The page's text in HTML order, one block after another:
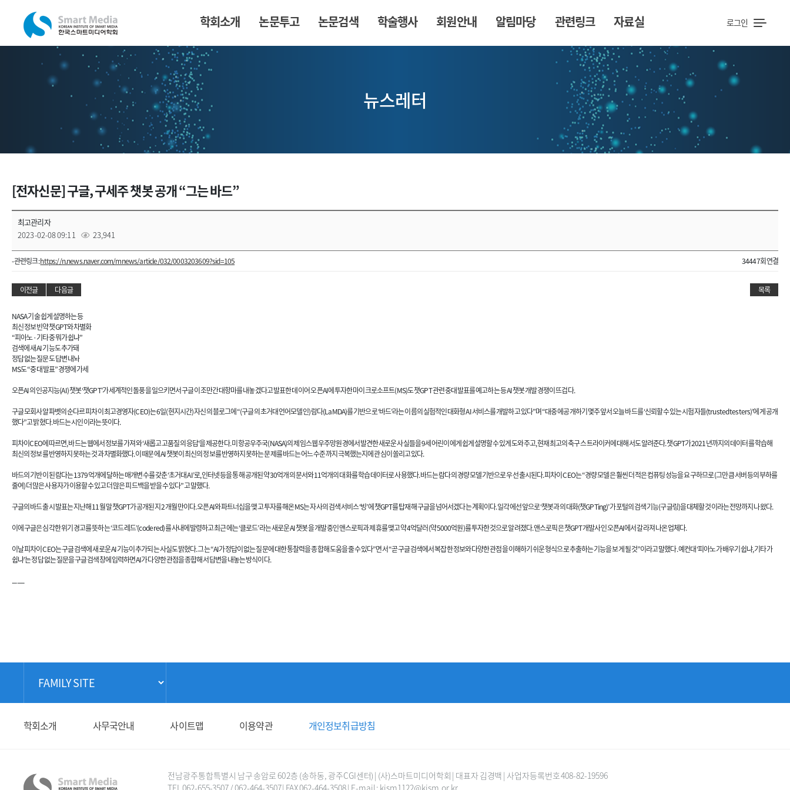
학회소개 논문투고 논문검색 학술행사 회원안내 알림마당 관련링크 자료실 로그인
뉴스레터
[전자신문] 구글, 구세주 챗봇 공개 “그는 바드”
최고관리자
2023-02-08 09:11
23,941
- 관련링크 :https://n.news.naver.com/mnews/article/032/0003203609?sid=105 34447회 연결
이전글 다음글 목록
NASA 기술 쉽게 설명하는 등
최신 정보 빈약 챗GPT와 차별화
“피아노·기타 중 뭐가 쉽냐”
검색에 새 AI 기능도 추가돼
정답 없는 질문도 답변 내놔
MS도 “중대 발표” 경쟁에 가세
오픈AI의 인공지능(AI) 챗봇 ‘챗GPT’가 세계적인 돌풍을 일으키면서 구글이 조만간 대항마를 내놓겠다고 발표한 데 이어 오픈AI에 투자한 마이크로소프트(MS)도 챗GPT 관련 중대 발표를 예고하는 등 AI 챗봇 개발 경쟁이 뜨겁다.
구글 모회사 알파벳의 순다르 피차이 최고경영자(CEO)는 6일(현지시간) 자신의 블로그에 “(구글의 초거대 언어모델인) 람다(LaMDA)를 기반으로 ‘바드’라는 이름의 실험적인 대화형 AI 서비스를 개발하고 있다”며 “대중에 공개하기 몇주 앞서 오늘 바드를 ‘신뢰할 수 있는 시험자들(trusted testers)’에게 공개
했다”고 밝혔다. 바드는 시인이라는 뜻이다.
피차이CEO에 따르면, 바드는 웹에서 정보를 가져와 ‘새롭고 고품질의 응답’을 제공한다. 미 항공우주국(NASA)의 제임스웹 우주망원경에서 발견한 새로운 사실들을 9세 어린이에게 쉽게 설명할 수 있게 도와주고, 현재 최고의 축구 스트라이커에 대해서도 알려준다. 챗GPT가 2021년까지의 데이터를 학습해
최신의 정보를 반영하지 못하는 것과 차별화했다. 이 때문에 AI 챗봇이 최신의 정보를 반영하지 못하는 문제를 바드는 어느 수준까지 극복했는지에 관심이 쏠리고 있다.
바드의 기반이 된 람다는 1379억개에 달하는 매개변수를 갖춘 ‘초거대 AI’로, 인터넷 등을 통해 공개된 약 30억개의 문서와 11억개의 대화를 학습 데이터로 사용했다. 바드는 람다의 경량 모델 기반으로 우선 출시된다. 피차이 CEO는 “경량 모델은 훨씬 더 적은 컴퓨팅 성능을 요구하므로 (그만큼 서버 등의 부하를
줄여) 더 많은 사용자가 이용할 수 있고 더 많은 피드백을 받을 수 있다”고 말했다.
구글의 바드 출시 발표는 지난해 11월 말 챗GPT가 공개된 지 2개월 만이다. 오픈AI와 파트너십을 맺고 투자를 해온 MS는 자사의 검색 서비스 ‘빙’에 챗GPT를 탑재해 구글을 넘어서겠다는 계획이다. 일각에선 앞으로 ‘챗봇과의 대화(챗GPTing)’가 포털의 검색 기능(구글링)을 대체할 것이라는 전망까지 나왔다.
이에 구글은 심각한 위기 경고를 뜻하는 ‘코드 레드’(code red)를 사내에 발령하고 최근에는 ‘클로드’라는 새로운 AI 챗봇을 개발 중인 앤스로픽과 제휴를 맺고 약 4억달러(약 5000억원)를 투자한 것으로 알려졌다. 앤스로픽은 챗GPT 개발사인 오픈AI에서 갈라져 나온 업체다.
이날 피차이 CEO는 구글 검색에 새로운 AI 기능이 추가되는 사실도 밝혔다. 그는 “AI가 정답이 없는 질문에 대한 통찰력을 종합해 도움을 줄 수 있다”면서 “곧 구글 검색에서 복잡한 정보와 다양한 관점을 이해하기 쉬운 형식으로 추출하는 기능을 보게 될 것”이라고 말했다. 예컨대 ‘피아노가 배우기 쉽냐, 기타가
쉽냐’는 정답 없는 질문을 구글 검색창에 입력하면 AI가 다양한 관점을 종합해서 답변을 내놓는 방식이다.
..........
학회소개 사무국안내 사이트맵 이용약관 개인정보취급방침
전남광주통합특별시 남구 송암로 60 2층 (송하동, 광주CGI센터) | (사)스마트미디어학회 | 대표자 김경백 | 사업자등록번호 408-82-19596